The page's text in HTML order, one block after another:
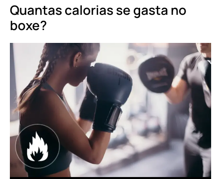
Quantas calorias se gasta no
boxe?